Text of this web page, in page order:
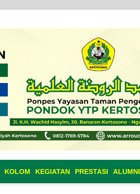
KOLOM KEGIATAN PRESTASI ALUMNI